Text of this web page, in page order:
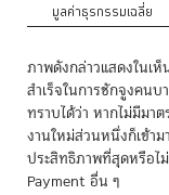
มูลค่าธุรกรรมเฉลี่ย
ภาพดังกล่าวแสดงในเ
สำเร็จในการชักจูงคนบ
ทราบได้ว่า หากไม่มีมา
งานใหม่ส่วนหนึ่งก็เข้า
ประสิทธิภาพที่สุดหรือไ
Payment อื่น ๆ